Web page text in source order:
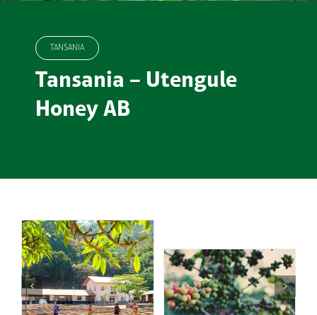
TANSANIA
Tansania – Utengule
Honey AB